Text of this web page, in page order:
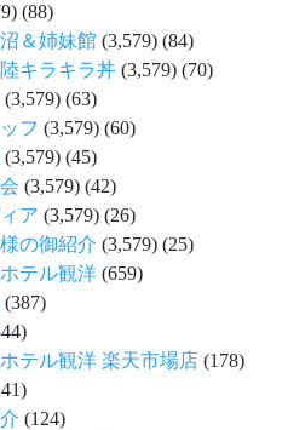
(88)
＆姉妹館 (3,579) (84)
キラキラ丼 (3,579) (70)
(3,579) (63)
フ (3,579) (60)
(3,579) (45)
(3,579) (42)
ア (3,579) (26)
の御紹介 (3,579) (25)
テル観洋 (659)
(387)
テル観洋 楽天市場店 (178)
(124)